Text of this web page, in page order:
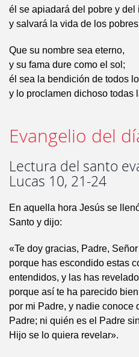
él se apiadará del pobre y del
y salvará la vida de los
Que su nombre sea eterno,
y su fama dure como el sol;
él sea la bendición de todos
y lo proclamen dichoso todas
Evangelio del
Lectura del santo
Lucas 10, 21-24
En aquella hora Jesús se
Santo y dijo:
«Te doy gracias, Padre,
porque has escondido estas
entendidos, y las has
porque así te ha parecido
por mi Padre, y nadie conoce
Padre; ni quién es el Padre
Hijo se lo quiera revelar».